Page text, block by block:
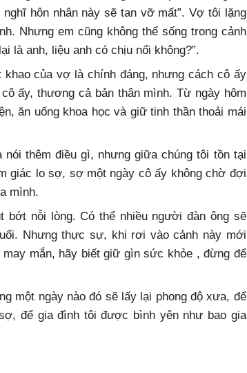
hôn nhân này sẽ tan vỡ mất”. Vợ tôi lặng
Nhưng em cũng không thể sống trong cảnh
là anh, liệu anh có chịu nổi không?”.
của vợ là chính đáng, nhưng cách cô ấy
ấy, thương cả bản thân mình. Từ ngày hôm
ăn uống khoa học và giữ tinh thần thoải mái
thêm điều gì, nhưng giữa chúng tôi tồn tại
giác lo sợ, sợ một ngày cô ấy không chờ đợi
mình.
bớt nỗi lòng. Có thể nhiều người đàn ông sẽ
Nhưng thực sự, khi rơi vào cảnh này mới
mắn, hãy biết giữ gìn sức khỏe , đừng để
một ngày nào đó sẽ lấy lại phong độ xưa, để
để gia đình tôi được bình yên như bao gia